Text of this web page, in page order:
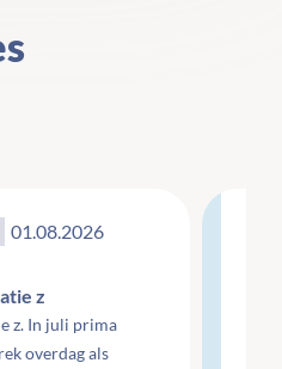
01.08.2026
z
z. In juli prima
overdag als